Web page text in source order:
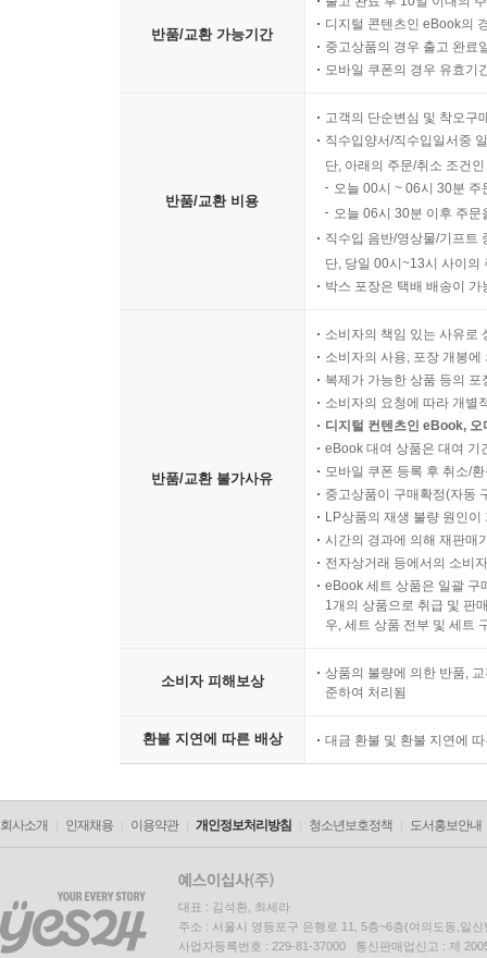
반품/교환 가능기간
디지털 콘텐츠인 eBook의
중고상품의 경우 출고 완료
모바일 쿠폰의 경우 유효기
반품/교환 비용
고객의 단순변심 및 착오구
직수입양서/직수입일서중
단, 아래의 주문/취소 조건
오늘 00시 ~ 06시 30분
오늘 06시 30분 이후 주
직수입 음반/영상물/기프트
단, 당일 00시~13시 사이의
박스 포장은 택배 배송이
반품/교환 불가사유
소비자의 책임 있는 사유로
소비자의 사용, 포장 개봉
복제가 가능한 상품 등의
소비자의 요청에 따라 개별
디지털 컨텐츠인 eBook,
eBook 대여 상품은 대여 기
모바일 쿠폰 등록 후 취소/
중고상품이 구매확정(자동
LP상품의 재생 불량 원인
시간의 경과에 의해 재판매
전자상거래 등에서의 소비
eBook 세트 상품은 일괄 구
1개의 상품으로 취급 및 판
우, 세트 상품 전부 및 세트
소비자 피해보상
상품의 불량에 의한 반품,
준하여 처리됨
환불 지연에 따른 배상 대금 환불 및 환불 지연에
회사소개 인재채용 이용약관 개인정보처리방침 청소년보호정책 도서홍보안내
대표 : 김석환, 최세라
주소 : 서울시 영등포구 은행로 11, 5층~6층(여의도동,일신
사업자등록번호 : 229-81-37000 통신판매업신고 : 제